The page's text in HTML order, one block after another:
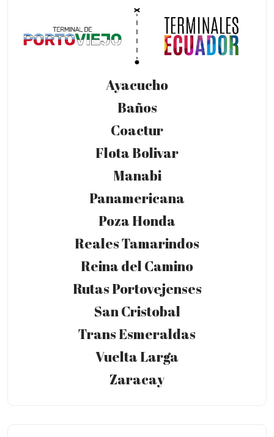
Ayacucho
Baños
Coactur
Flota Bolivar
Manabi
Panamericana
Poza Honda
Reales Tamarindos
Reina del Camino
Rutas Portovejenses
San Cristobal
Trans Esmeraldas
Vuelta Larga
Zaracay